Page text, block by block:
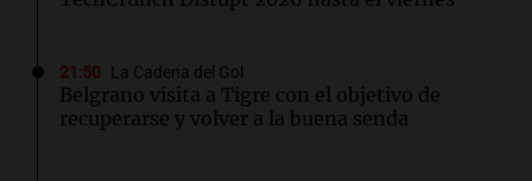
21:50 La Cadena del Gol
Belgrano visita a Tigre con el objetivo de
recuperarse y volver a la buena senda